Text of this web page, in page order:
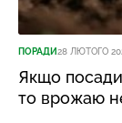
ПОРАДИ28 ЛЮТОГО
Якщо
то врожаю